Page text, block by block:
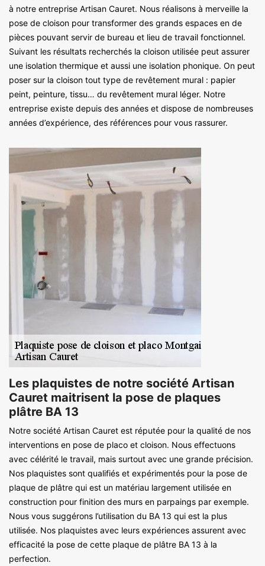
à notre entreprise Artisan Cauret. Nous réalisons à merveille la
pose de cloison pour transformer des grands espaces en de
pièces pouvant servir de bureau et lieu de travail fonctionnel.
Suivant les résultats recherchés la cloison utilisée peut assurer
une isolation thermique et aussi une isolation phonique. On peut
poser sur la cloison tout type de revêtement mural : papier
peint, peinture, tissu… du revêtement mural léger. Notre
entreprise existe depuis des années et dispose de nombreuses
années d’expérience, des références pour vous rassurer.
Les plaquistes de notre société Artisan
Cauret maitrisent la pose de plaques
plâtre BA 13
Notre société Artisan Cauret est réputée pour la qualité de nos
interventions en pose de placo et cloison. Nous effectuons
avec célérité le travail, mais surtout avec une grande précision.
Nos plaquistes sont qualifiés et expérimentés pour la pose de
plaque de plâtre qui est un matériau largement utilisée en
construction pour finition des murs en parpaings par exemple.
Nous vous suggérons l’utilisation du BA 13 qui est la plus
utilisée. Nos plaquistes avec leurs expériences assurent avec
efficacité la pose de cette plaque de plâtre BA 13 à la
perfection.